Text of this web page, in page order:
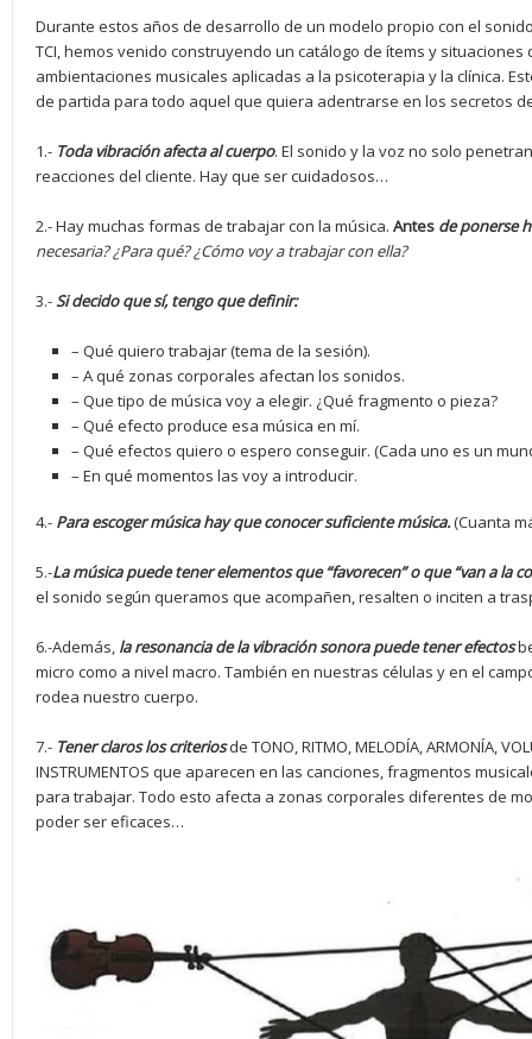
Durante estos años de desarrollo de un modelo propio con el
TCI, hemos venido construyendo un catálogo de ítems y
ambientaciones musicales aplicadas a la psicoterapia y la clínica.
de partida para todo aquel que quiera adentrarse en los secretos
1.- Toda vibración afecta al cuerpo. El sonido y la voz no solo
reacciones del cliente. Hay que ser cuidadosos…
2.- Hay muchas formas de trabajar con la música. Antes de ponerse
necesaria? ¿Para qué? ¿Cómo voy a trabajar con ella?
3.- Si decido que sí, tengo que definir:
– Qué quiero trabajar (tema de la sesión).
– A qué zonas corporales afectan los sonidos.
– Que tipo de música voy a elegir. ¿Qué fragmento o pieza?
– Qué efecto produce esa música en mí.
– Qué efectos quiero o espero conseguir. (Cada uno es un
– En qué momentos las voy a introducir.
4.- Para escoger música hay que conocer suficiente música.(Cuanta
5.-La música puede tener elementos que “favorecen” o que “van a la
el sonido según queramos que acompañen, resalten o inciten a
6.-Además, la resonancia de la vibración sonora puede tener efectos
micro como a nivel macro. También en nuestras células y en el
rodea nuestro cuerpo.
7.- Tener claros los criteriosde TONO, RITMO, MELODÍA, ARMONÍA,
INSTRUMENTOS que aparecen en las canciones, fragmentos
para trabajar. Todo esto afecta a zonas corporales diferentes de
poder ser eficaces…